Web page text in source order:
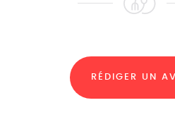
RÉDIGER UN